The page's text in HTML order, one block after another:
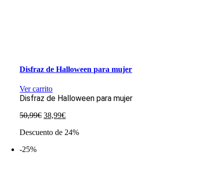
Disfraz de Halloween para mujer
Ver carrito
Disfraz de Halloween para mujer
50,99€ El
original
38,99€El
actual
Descuento de 24%
-25%